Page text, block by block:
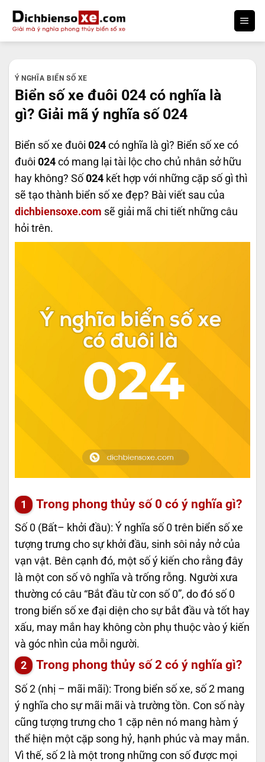
qua
nội
Ý NGHĨA BIỂN SỐ XE
Biển số xe đuôi 024 có nghĩa là
gì? Giải mã ý nghĩa số 024
Biển số xe đuôi 024 có nghĩa là gì? Biển số xe có
đuôi 024 có mang lại tài lộc cho chủ nhân sở hữu
hay không? Số 024 kết hợp với những cặp số gì thì
sẽ tạo thành biển số xe đẹp? Bài viết sau của
dichbiensoxe.com sẽ giải mã chi tiết những câu
hỏi trên.
Trong phong thủy số 0 có ý nghĩa gì?
Số 0 (Bất– khởi đầu): Ý nghĩa số 0 trên biển số xe
tượng trưng cho sự khởi đầu, sinh sôi nảy nở của
vạn vật. Bên cạnh đó, một số ý kiến cho rằng đây
là một con số vô nghĩa và trống rỗng. Người xưa
thường có câu “Bắt đầu từ con số 0”, do đó số 0
trong biển số xe đại diện cho sự bắt đầu và tốt hay
xấu, may mắn hay không còn phụ thuộc vào ý kiến
và góc nhìn của mỗi người.
Trong phong thủy số 2 có ý nghĩa gì?
Số 2 (nhị – mãi mãi): Trong biển số xe, số 2 mang
ý nghĩa cho sự mãi mãi và trường tồn. Con số này
cũng tượng trưng cho 1 cặp nên nó mang hàm ý
thể hiện một cặp song hỷ, hạnh phúc và may mắn.
Vì thế, số 2 là một trong những con số được mọi